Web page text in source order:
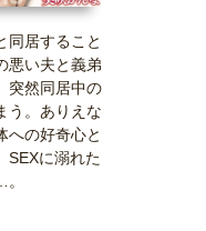
同居すること
悪い夫と義弟
突然同居中の
う。ありえな
への好奇心と
SEXに溺れた